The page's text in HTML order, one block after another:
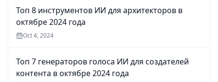
Топ 8 инструментов ИИ для архитекторов в
октябре 2024 года
Oct 4, 2024
Топ 7 генераторов голоса ИИ для создателей
контента в октябре 2024 года